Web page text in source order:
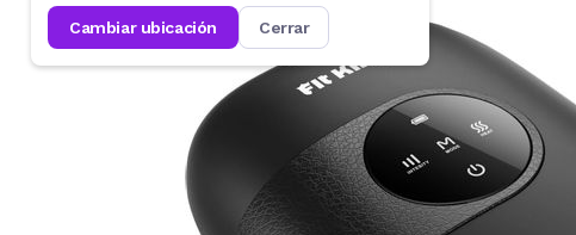
cambiar ubicación cerrar